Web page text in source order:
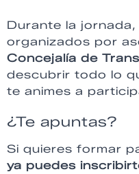
Durante la
organizados por
Concejalía de
descubrir todo lo
te animes a
¿Te apuntas?
Si quieres formar
ya puedes